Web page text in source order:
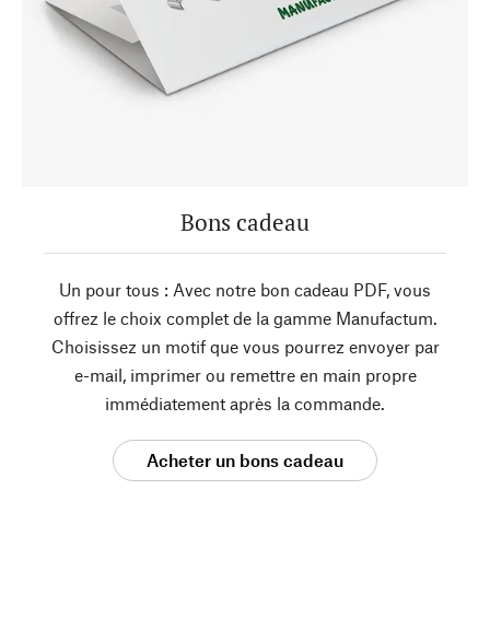
Bons cadeau
Un pour tous : Avec notre bon cadeau PDF, vous
offrez le choix complet de la gamme Manufactum.
Choisissez un motif que vous pourrez envoyer par
e-mail, imprimer ou remettre en main propre
immédiatement après la commande.
Acheter un bons cadeau